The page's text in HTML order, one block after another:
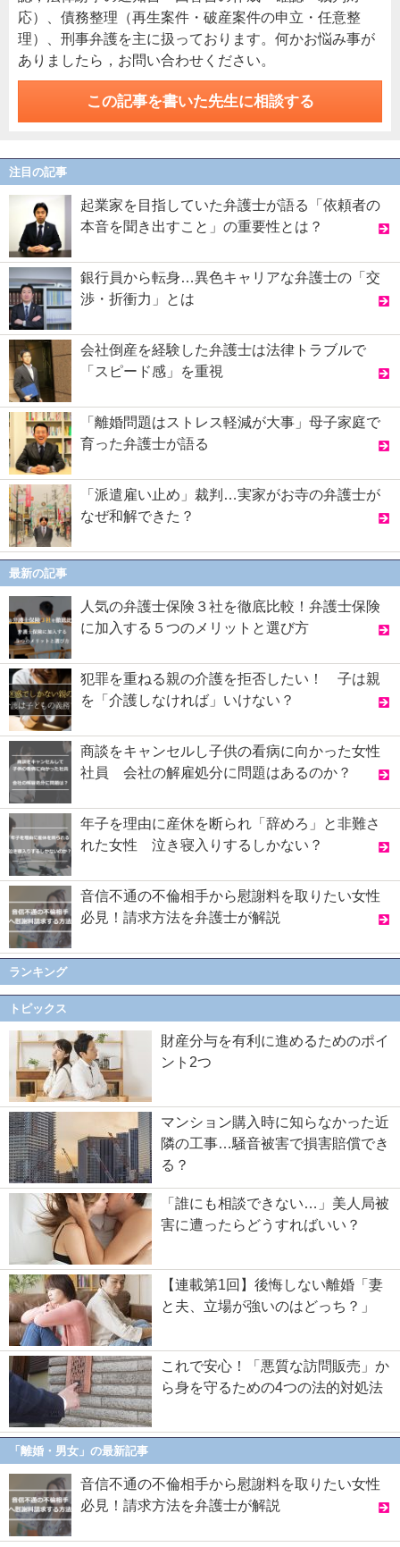
応）、債務整理（再生案件・破産案件の申立・任意整
理）、刑事弁護を主に扱っております。何かお悩み事が
ありましたら，お問い合わせください。
この記事を書いた先生に相談する
注目の記事
起業家を目指していた弁護士が語る「依頼者の
本音を聞き出すこと」の重要性とは？
銀行員から転身…異色キャリアな弁護士の「交
渉・折衝力」とは
会社倒産を経験した弁護士は法律トラブルで
「スピード感」を重視
「離婚問題はストレス軽減が大事」母子家庭で
育った弁護士が語る
「派遣雇い止め」裁判…実家がお寺の弁護士が
なぜ和解できた？
最新の記事
人気の弁護士保険３社を徹底比較！弁護士保険
に加入する５つのメリットと選び方
犯罪を重ねる親の介護を拒否したい！ 子は親
を「介護しなければ」いけない？
商談をキャンセルし子供の看病に向かった女性
社員 会社の解雇処分に問題はあるのか？
年子を理由に産休を断られ「辞めろ」と非難さ
れた女性 泣き寝入りするしかない？
音信不通の不倫相手から慰謝料を取りたい女性
必見！請求方法を弁護士が解説
ランキング
トピックス
財産分与を有利に進めるためのポイ
ント2つ
マンション購入時に知らなかった近
隣の工事…騒音被害で損害賠償でき
る？
「誰にも相談できない…」美人局被
害に遭ったらどうすればいい？
【連載第1回】後悔しない離婚「妻
と夫、立場が強いのはどっち？」
これで安心！「悪質な訪問販売」か
ら身を守るための4つの法的対処法
「離婚・男女」の最新記事
音信不通の不倫相手から慰謝料を取りたい女性
必見！請求方法を弁護士が解説